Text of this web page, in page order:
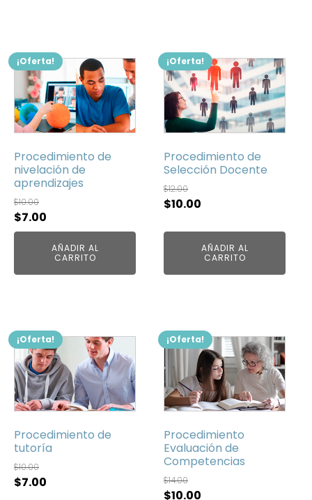
¡Oferta!
Procedimiento de
nivelación de
aprendizajes
$10.00
El
precio
original
era:
$7.00
precio
actual
AÑADIR AL
CARRITO
¡Oferta!
Procedimiento de
Selección Docente
$12.00
El
original
$12.00.
$10.00
es:
$10.00.
AÑADIR AL
CARRITO
¡Oferta!
Procedimiento de
tutoría
$10.00
El
$7.00
¡Oferta!
Procedimiento
Evaluación de
Competencias
$14.00
El
$10.00